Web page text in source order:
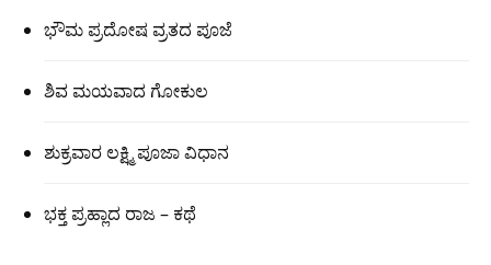
ಭೌಮ ಪ್ರದೋಷ ವ್ರತದ ಪೂಜೆ
ಶಿವ ಮಯವಾದ ಗೋಕುಲ
ಶುಕ್ರವಾರ ಲಕ್ಷ್ಮಿ ಪೂಜಾ ವಿಧಾನ
ಭಕ್ತ ಪ್ರಹ್ಲಾದ ರಾಜ – ಕಥೆ